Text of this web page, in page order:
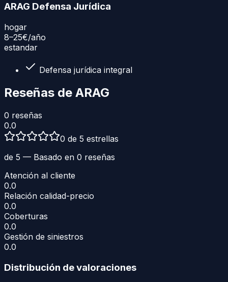
ARAG Defensa Jurídica
hogar
8–25€/año
estandar
Defensa jurídica integral
Reseñas de ARAG
0 reseñas
0.0
0 de 5 estrellas
de 5 — Basado en 0 reseñas
Atención al cliente
0.0
Relación calidad-precio
0.0
Coberturas
0.0
Gestión de siniestros
0.0
Distribución de valoraciones